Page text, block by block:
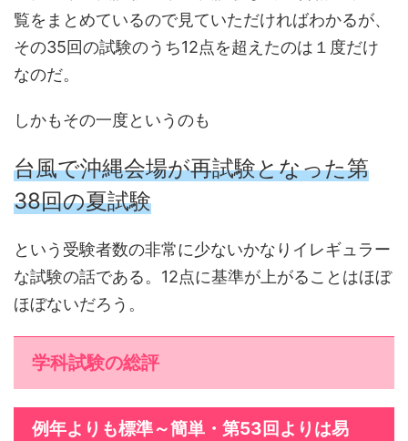
覧をまとめているので見ていただければわかるが、
その35回の試験のうち12点を超えたのは１度だけ
なのだ。
しかもその一度というのも
台風で沖縄会場が再試験となった第
38回の夏試験
という受験者数の非常に少ないかなりイレギュラー
な試験の話である。12点に基準が上がることはほぼ
ほぼないだろう。
学科試験の総評
例年よりも標準～簡単・第53回よりは易